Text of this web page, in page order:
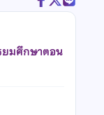
ยมศึกษาตอน